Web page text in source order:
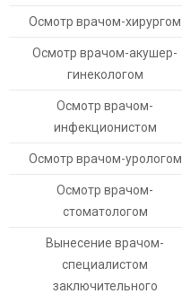
Осмотр врачом-хирургом
Осмотр врачом-акушер-
гинекологом
Осмотр врачом-
инфекционистом
Осмотр врачом-урологом
Осмотр врачом-
стоматологом
Вынесение врачом-
специалистом
заключительного